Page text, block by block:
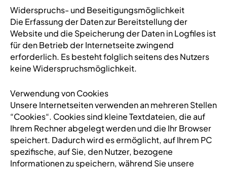
Widerspruchs- und Beseitigungsmöglichkeit
Die Erfassung der Daten zur Bereitstellung der
Website und die Speicherung der Daten in Logfiles ist
für den Betrieb der Internetseite zwingend
erforderlich. Es besteht folglich seitens des Nutzers
keine Widerspruchsmöglichkeit.
Verwendung von Cookies
Unsere Internetseiten verwenden an mehreren Stellen
“Cookies“. Cookies sind kleine Textdateien, die auf
Ihrem Rechner abgelegt werden und die Ihr Browser
speichert. Dadurch wird es ermöglicht, auf Ihrem PC
spezifische, auf Sie, den Nutzer, bezogene
Informationen zu speichern, während Sie unsere